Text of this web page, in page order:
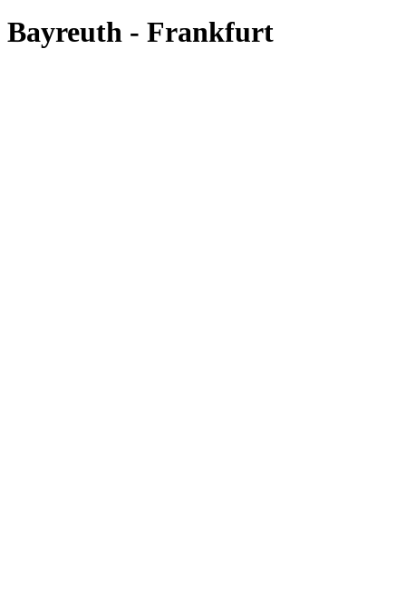
Bayreuth - Frankfurt